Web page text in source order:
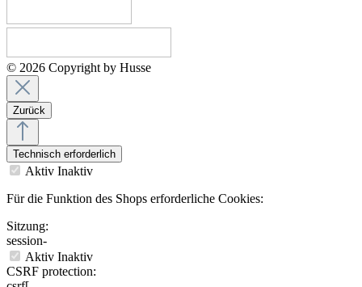
© 2026 Copyright by Husse
Zurück
Technisch erforderlich
Aktiv Inaktiv
Für die Funktion des Shops erforderliche Cookies:
Sitzung:
session-
Aktiv Inaktiv
CSRF protection: